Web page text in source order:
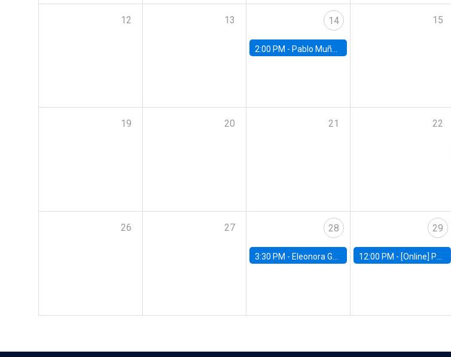
12 13 14
2:00 PM - Pablo Muñoz, Universidad de Chile
15
19 20 21 22
26 27 28
3:30 PM - Eleonora Guarnieri, Exeter University
29
12:00 PM - [Online] Pablo Slutzky, University of Maryland